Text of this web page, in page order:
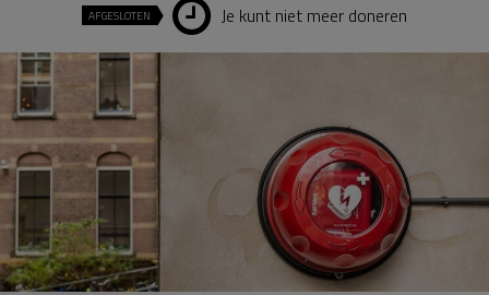
AFGESLOTEN Je kunt niet meer doneren